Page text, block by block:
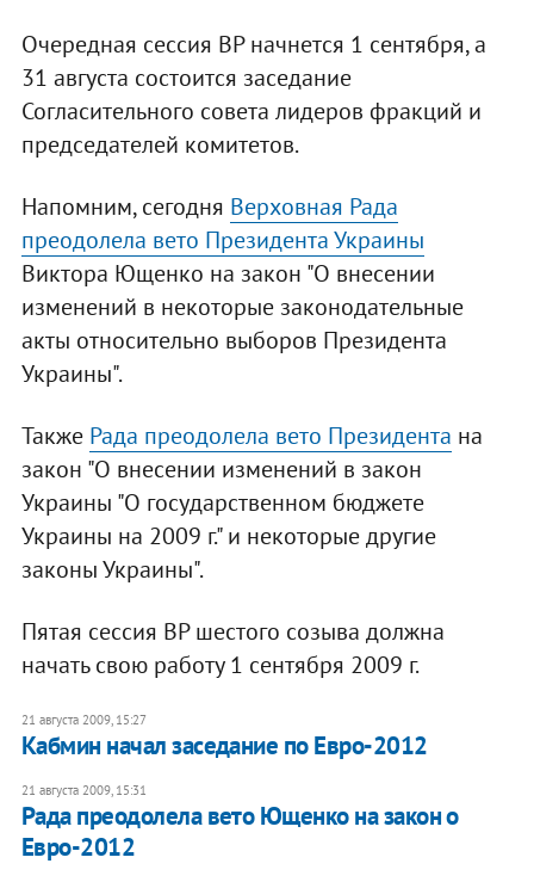
Очередная сессия ВР начнется 1 сентября, а
31 августа состоится заседание
Согласительного совета лидеров фракций и
председателей комитетов.
Напомним, сегодня Верховная Рада
преодолела вето Президента Украины
Виктора Ющенко на закон "О внесении
изменений в некоторые законодательные
акты относительно выборов Президента
Украины".
Также Рада преодолела вето Президента на
закон "О внесении изменений в закон
Украины "О государственном бюджете
Украины на 2009 г." и некоторые другие
законы Украины".
Пятая сессия ВР шестого созыва должна
начать свою работу 1 сентября 2009 г.
21 августа 2009, 15:27
Кабмин начал заседание по Евро-2012
21 августа 2009, 15:31
Рада преодолела вето Ющенко на закон о
Евро-2012